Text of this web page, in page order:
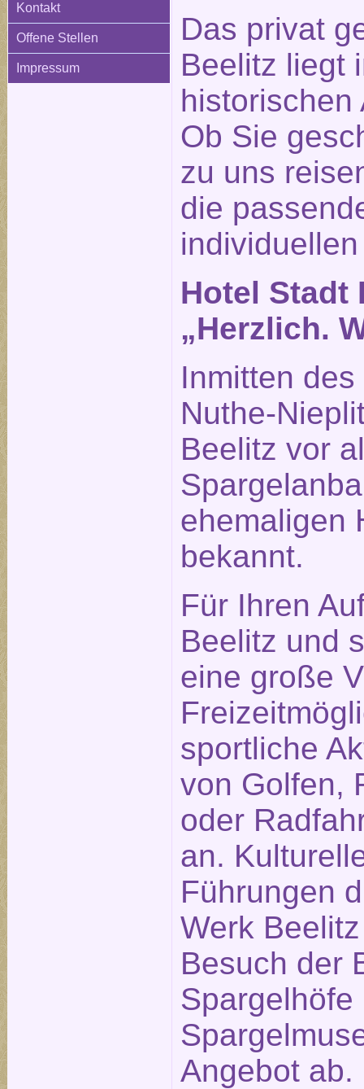
Kontakt
Offene Stellen
Impressum
Das privat
Beelitz liegt
historischen
Ob Sie
zu uns
die
Hotel Stadt
„Herzlich.
Inmitten
Nuthe-
Beelitz vor
ehemaligen
bekannt.
Für Ihren
Beelitz und
eine große
sportliche
von Golfen,
oder
an.
Führungen
Werk
Besuch der
Spargelhöfe
Angebot ab.